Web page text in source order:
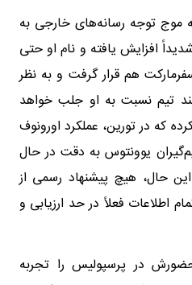
موج توجه رسانه‌های خارجی به
افزایش یافته و نام او حتی
هم قرار گرفت و به نظر
تیم نسبت به او جلب خواهد
که در تورین، عملکرد اورونوف
یوونتوس به دقت در حال
حال، هیچ پیشنهاد رسمی از
اطلاعات فعلاً در حد ارزیابی و
در پرسپولیس را تجربه